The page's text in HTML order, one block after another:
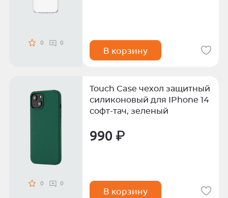
0 0
В корзину
0 0
Touch Case чехол защитный
силиконовый для IPhone 14
софт-тач, зеленый
990 ₽
В корзину